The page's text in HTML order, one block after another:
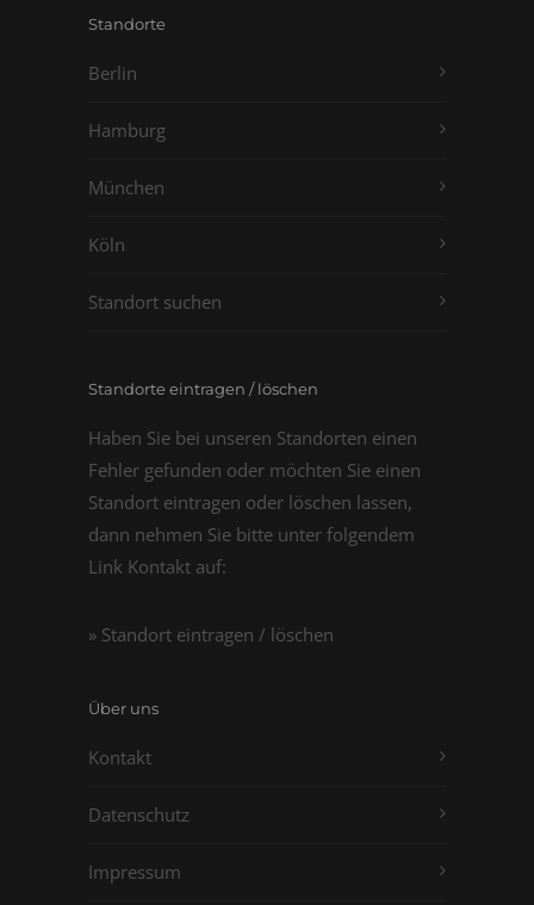
Standorte
Berlin
Hamburg
München
Köln
Standort suchen
Standorte eintragen / löschen
Haben Sie bei unseren Standorten einen
Fehler gefunden oder möchten Sie einen
Standort eintragen oder löschen lassen,
dann nehmen Sie bitte unter folgendem
Link Kontakt auf:
» Standort eintragen / löschen
Über uns
Kontakt
Datenschutz
Impressum